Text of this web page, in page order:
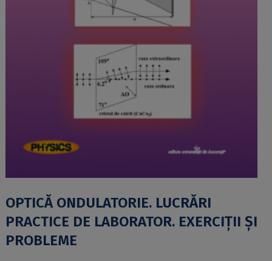
OPTICĂ ONDULATORIE. LUCRĂRI
PRACTICE DE LABORATOR. EXERCIȚII ȘI
PROBLEME